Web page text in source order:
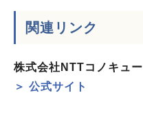
関連リンク
株式会社NTTコノキュー
＞ 公式サイト